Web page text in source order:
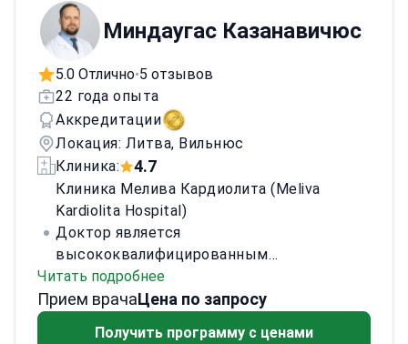
Миндаугас Казанавичюс
5.0 Отлично•5 отзывов
22 года опыта
Аккредитации
Локация: Литва, Вильнюс
Клиника:
4.7
Клиника Мелива Кардиолита (Meliva
Kardiolita Hospital)
Доктор является
высококвалифицированным
пластическим хирургом с практикой,
начавшейся в 2005 году, и выполнил более
Читать подробнее
Прием врачаЦена по запросу
Получить программу с ценами